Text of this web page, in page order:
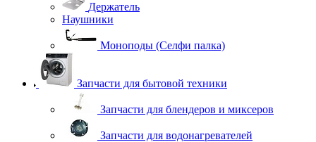
Держатель
Наушники
Моноподы (Селфи палка)
Запчасти для бытовой техники
Запчасти для блендеров и миксеров
Запчасти для водонагревателей